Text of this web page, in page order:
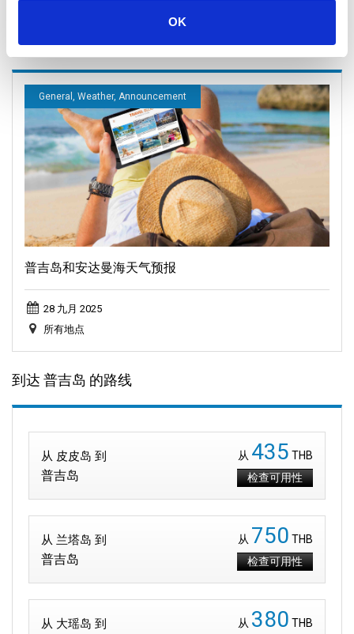
OK
General, Weather, Announcement
普吉岛和安达曼海天气预报
28 九月 2025
所有地点
到达 普吉岛 的路线
从 皮皮岛 到
普吉岛
从 435 THB
检查可用性
从 兰塔岛 到
普吉岛
从 750 THB
检查可用性
从 大瑶岛 到 从 380 THB